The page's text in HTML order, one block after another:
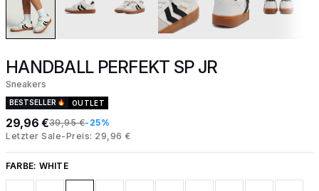
HANDBALL PERFEKT SP JR
Sneakers
BESTSELLER OUTLET
29,96 €39,95 €-25%
Letzter Sale-Preis: 29,96 €
FARBE: WHITE